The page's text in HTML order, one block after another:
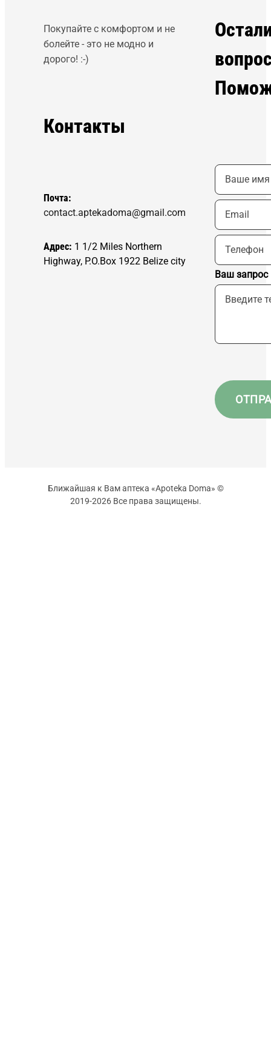
Покупайте с комфортом и не
болейте - это не модно и
дорого! :-)
Контакты
Почта:
contact.aptekadoma@gmail.com
Адрес: 1 1/2 Miles Northern
Highway, P.O.Box 1922 Belize city
Ваш запрос
Ближайшая к Вам аптека «Apoteka Doma» ©
2019-2026 Все права защищены.